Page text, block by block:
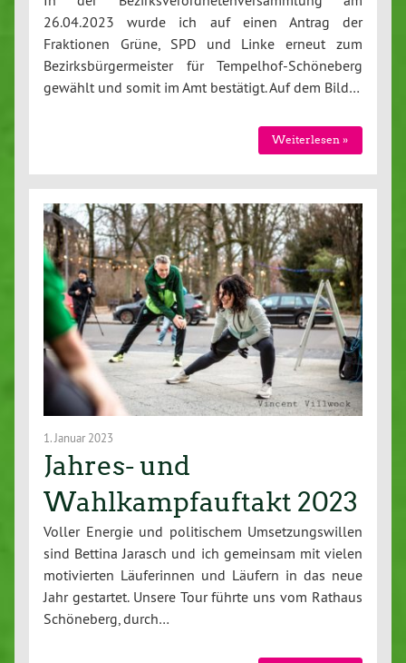
26.04.2023 wurde ich auf einen Antrag der
Fraktionen Grüne, SPD und Linke erneut zum
Bezirksbürgermeister für Tempelhof-Schöneberg
gewählt und somit im Amt bestätigt. Auf dem Bild…
Weiterlesen »
1. Januar 2023
Jahres- und
Wahlkampfauftakt 2023
Voller Energie und politischem Umsetzungswillen
sind Bettina Jarasch und ich gemeinsam mit vielen
motivierten Läuferinnen und Läufern in das neue
Jahr gestartet. Unsere Tour führte uns vom Rathaus
Schöneberg, durch…